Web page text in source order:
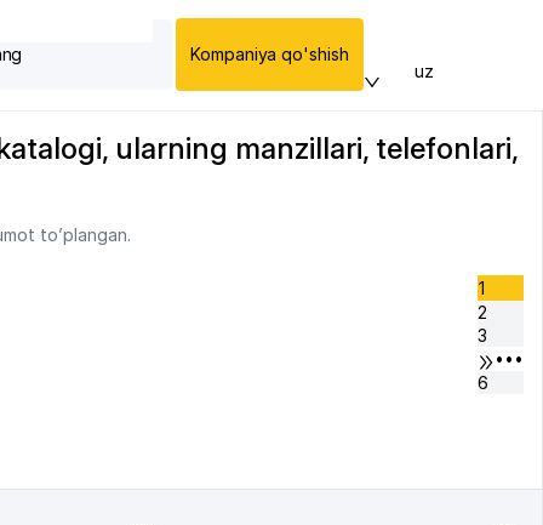
Kompaniya qo'shish
uz
ularning manzillari, telefonlari,
to’plangan.
1
2
3
•••
6